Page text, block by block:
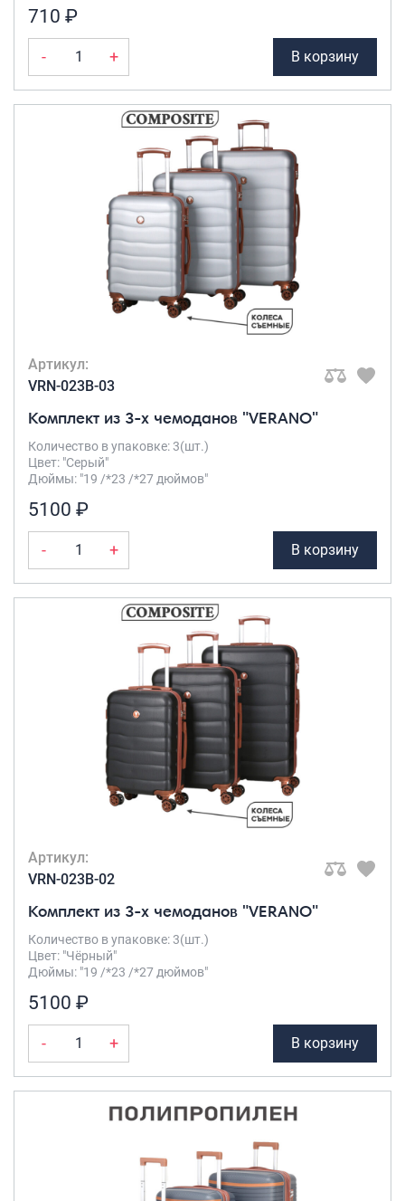
710 ₽
- + В корзину
Артикул:
VRN-023B-03
Комплект из 3-х чемоданов "VERANO"
Количество в упаковке: 3(шт.)
Цвет: "Серый"
Дюймы: "19 /*23 /*27 дюймов"
5100 ₽
- + В корзину
Артикул:
VRN-023B-02
Комплект из 3-х чемоданов "VERANO"
Количество в упаковке: 3(шт.)
Цвет: "Чёрный"
Дюймы: "19 /*23 /*27 дюймов"
5100 ₽
- + В корзину